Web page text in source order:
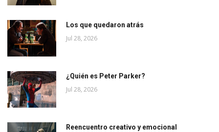
Los que quedaron atrás
Jul 28, 2026
¿Quién es Peter Parker?
Jul 28, 2026
Reencuentro creativo y emocional